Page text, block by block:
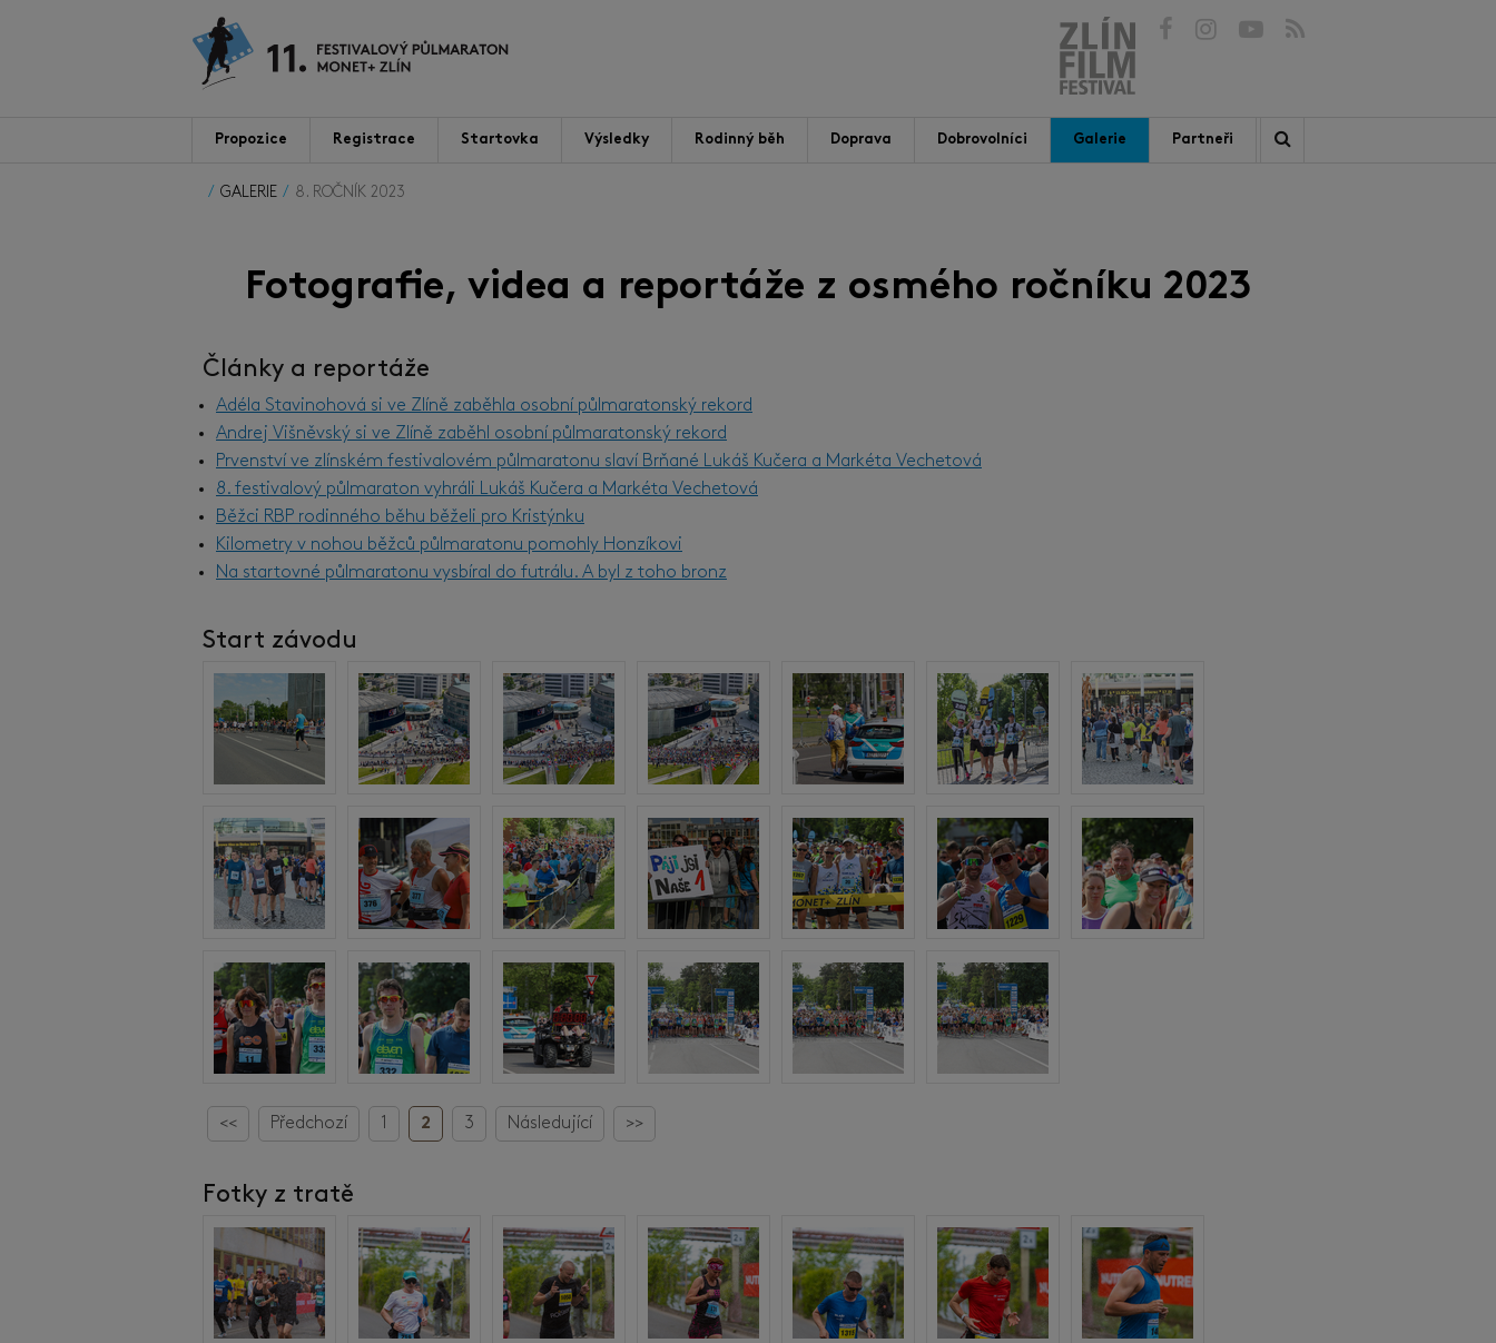
Propozice Registrace Startovka Výsledky Rodinný běh Doprava Dobrovolníci Galerie Partneři
GALERIE 8. ROČNÍK 2023
Fotografie, videa a reportáže z osmého ročníku 2023
Články a reportáže
Adéla Stavinohová si ve Zlíně zaběhla osobní půlmaratonský rekord
Andrej Višněvský si ve Zlíně zaběhl osobní půlmaratonský rekord
Prvenství ve zlínském festivalovém půlmaratonu slaví Brňané Lukáš Kučera a Markéta Vechetová
8. festivalový půlmaraton vyhráli Lukáš Kučera a Markéta Vechetová
Běžci RBP rodinného běhu běželi pro Kristýnku
Kilometry v nohou běžců půlmaratonu pomohly Honzíkovi
Na startovné půlmaratonu vysbíral do futrálu. A byl z toho bronz
Start závodu
<< Předchozí 1 2 3 Následující >>
Fotky z tratě